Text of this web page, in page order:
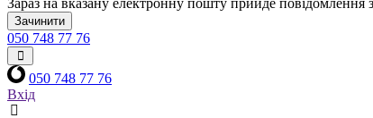
Зараз на вказану електронну пошту прийде повідомлення
Зачинити
050 748 77 76
050 748 77 76
Вхід